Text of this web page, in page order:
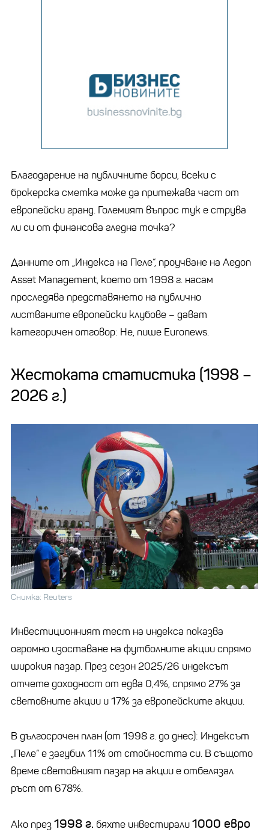
Благодарение на публичните борси, всеки с
брокерска сметка може да притежава част от
европейски гранд. Големият въпрос тук е струва
ли си от финансова гледна точка?
Данните от „Индекса на Пеле“, проучване на Aegon
Asset Management, което от 1998 г. насам
проследява представянето на публично
листваните европейски клубове – дават
категоричен отговор: Не, пише Euronews.
Жестоката статистика (1998 –
2026 г.)
Снимка: Reuters
Инвестиционният тест на индекса показва
огромно изоставане на футболните акции спрямо
широкия пазар. През сезон 2025/26 индексът
отчете доходност от едва 0,4%, спрямо 27% за
световните акции и 17% за европейските акции.
В дългосрочен план (от 1998 г. до днес): Индексът
„Пеле“ е загубил 11% от стойността си. В същото
време световният пазар на акции е отбелязал
ръст от 678%.
Ако през1998 г. бяхте инвестирали1000 евро